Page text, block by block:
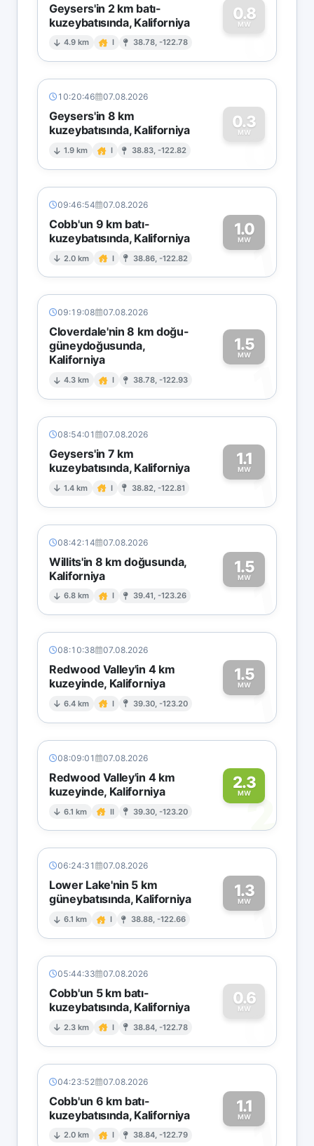
Geysers'in 2 km batı-
kuzeybatısında, Kaliforniya
4.9 km I 38.78, -122.78
0.8
MW
0
10:20:46 07.08.2026
Geysers'in 8 km
kuzeybatısında, Kaliforniya
1.9 km I 38.83, -122.82
0.3
MW
0
09:46:54 07.08.2026
Cobb'un 9 km batı-
kuzeybatısında, Kaliforniya
2.0 km I 38.86, -122.82
1.0
MW1
09:19:08 07.08.2026
Cloverdale'nin 8 km doğu-
güneydoğusunda,
Kaliforniya
4.3 km I 38.78, -122.93
1.5
MW
1
08:54:01 07.08.2026
Geysers'in 7 km
kuzeybatısında, Kaliforniya
1.4 km I 38.82, -122.81
1.1
MW1
08:42:14 07.08.2026
Willits'in 8 km doğusunda,
Kaliforniya
6.8 km I 39.41, -123.26
1.5
MW1
08:10:38 07.08.2026
Redwood Valley'in 4 km
kuzeyinde, Kaliforniya
6.4 km I 39.30, -123.20
1.5
MW1
08:09:01 07.08.2026
Redwood Valley'in 4 km
kuzeyinde, Kaliforniya
6.1 km II 39.30, -123.20
2.3
MW2
06:24:31 07.08.2026
Lower Lake'nin 5 km
güneybatısında, Kaliforniya
6.1 km I 38.88, -122.66
1.3
MW1
05:44:33 07.08.2026
Cobb'un 5 km batı-
kuzeybatısında, Kaliforniya
2.3 km I 38.84, -122.78
0.6
MW
0
04:23:52 07.08.2026
Cobb'un 6 km batı-
kuzeybatısında, Kaliforniya
2.0 km I 38.84, -122.79
1.1
MW